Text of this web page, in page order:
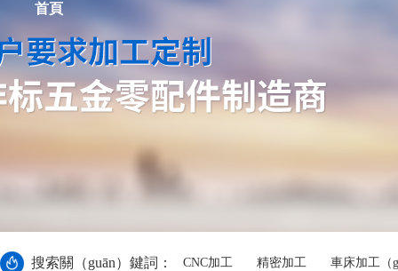
首頁
搜索關（guān）鍵詞： CNC加工 精密加工 車床加工（